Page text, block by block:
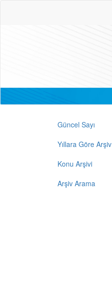
Güncel Sayı
Yıllara Göre Arşiv
Konu Arşivi
Arşiv Arama